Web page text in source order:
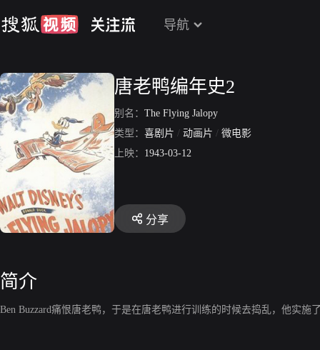
导航
唐老鸭编年史2
别名： The Flying Jalopy
类型： 喜剧片 / 动画片 / 微电影
上映： 1943-03-12
分享
简介
Ben Buzzard痛恨唐老鸭，于是在唐老鸭进行训练的时候去捣乱，他实施